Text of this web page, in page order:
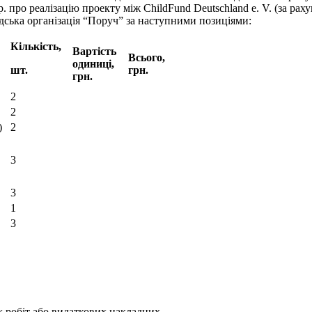
про реалізацію проекту між ChildFund Deutschland e. V. (за
організація “Поруч” за наступними позиціями:
Кількість,
шт.
Вартість
одиниці,
грн.
Всього,
грн.
2
2
2
3
3
1
3